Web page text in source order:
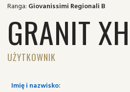
Ranga: Giovanissimi Regionali B
GRANIT
UŻYTKOWNIK
Imię i nazwisko: